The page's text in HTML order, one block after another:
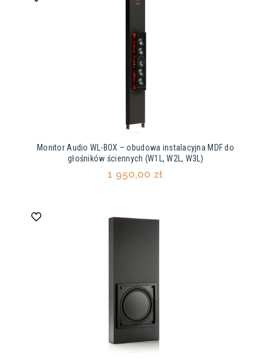
Monitor Audio WL-BOX – obudowa instalacyjna MDF do
głośników ściennych (W1L, W2L, W3L)
1 950,00 zł